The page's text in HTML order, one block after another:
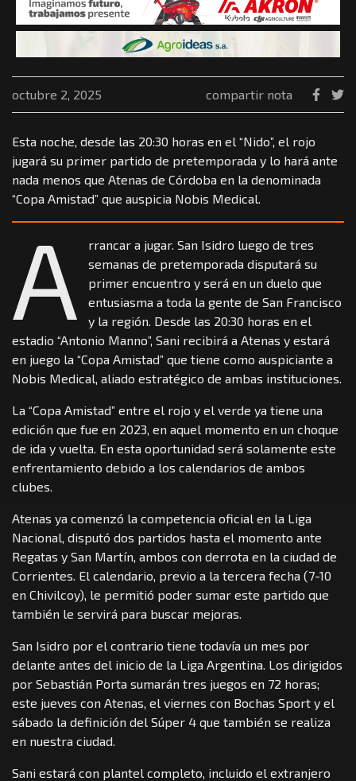
octubre 2, 2025 compartir nota
Esta noche, desde las 20:30 horas en el “Nido”, el rojo
jugará su primer partido de pretemporada y lo hará ante
nada menos que Atenas de Córdoba en la denominada
“Copa Amistad” que auspicia Nobis Medical.
A
rrancar a jugar. San Isidro luego de tres
semanas de pretemporada disputará su
primer encuentro y será en un duelo que
entusiasma a toda la gente de San Francisco
y la región. Desde las 20:30 horas en el
estadio “Antonio Manno”, Sani recibirá a Atenas y estará
en juego la “Copa Amistad” que tiene como auspiciante a
Nobis Medical, aliado estratégico de ambas instituciones.
La “Copa Amistad” entre el rojo y el verde ya tiene una
edición que fue en 2023, en aquel momento en un choque
de ida y vuelta. En esta oportunidad será solamente este
enfrentamiento debido a los calendarios de ambos
clubes.
Atenas ya comenzó la competencia oficial en la Liga
Nacional, disputó dos partidos hasta el momento ante
Regatas y San Martín, ambos con derrota en la ciudad de
Corrientes. El calendario, previo a la tercera fecha (7-10
en Chivilcoy), le permitió poder sumar este partido que
también le servirá para buscar mejoras.
San Isidro por el contrario tiene todavía un mes por
delante antes del inicio de la Liga Argentina. Los dirigidos
por Sebastián Porta sumarán tres juegos en 72 horas;
este jueves con Atenas, el viernes con Bochas Sport y el
sábado la definición del Súper 4 que también se realiza
en nuestra ciudad.
Sani estará con plantel completo, incluido el extranjero